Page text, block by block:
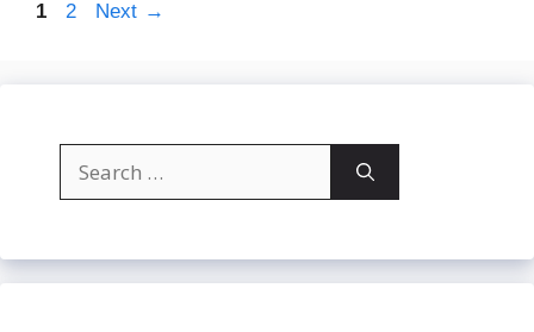
Page
1 Page
2 Next →
Search
for: